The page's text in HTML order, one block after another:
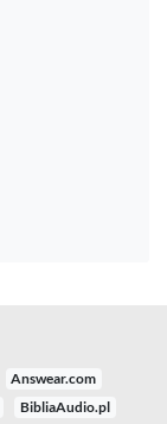
Answear.com
BibliaAudio.pl